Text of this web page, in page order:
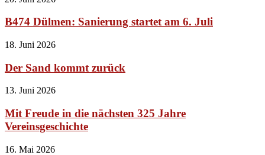
B474 Dülmen: Sanierung startet am 6. Juli
18. Juni 2026
Der Sand kommt zurück
13. Juni 2026
Mit Freude in die nächsten 325 Jahre
Vereinsgeschichte
16. Mai 2026